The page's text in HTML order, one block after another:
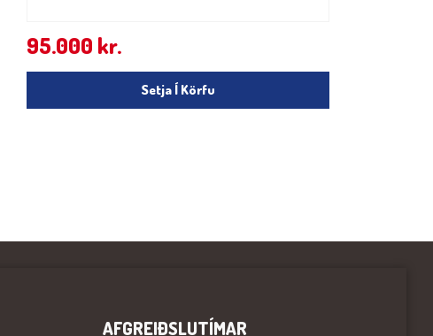
95.000 kr.
Setja Í Körfu
AFGREIÐSLUTÍMAR